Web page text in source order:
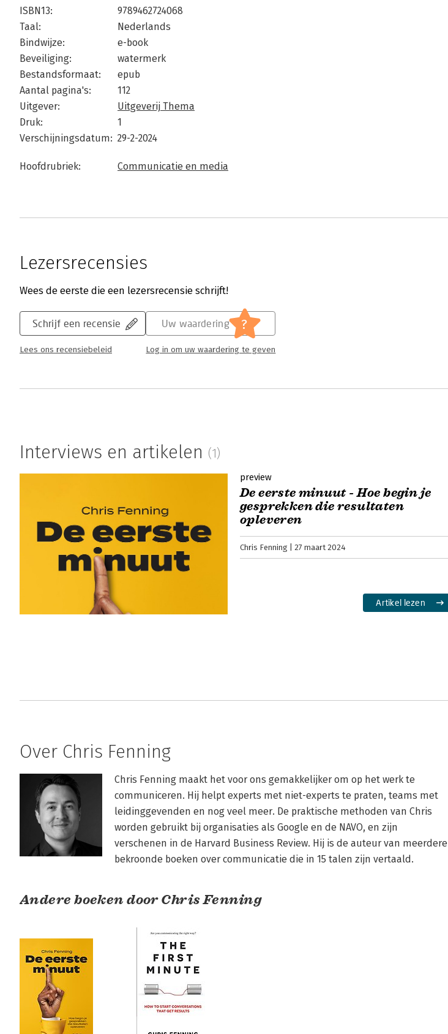
ISBN13:
9789462724068
Taal:
Nederlands
Bindwijze:
e-book
Beveiliging:
watermerk
Bestandsformaat:
epub
Aantal pagina's:
112
Uitgever:
Uitgeverij Thema
Druk:
1
Verschijningsdatum: 29-2-2024
Hoofdrubriek: Communicatie en media
Lezersrecensies
Wees de eerste die een lezersrecensie schrijft!
Schrijf een recensie
Lees ons recensiebeleid
Uw waardering ?
Log in om uw waardering te geven
Interviews en artikelen (1)
preview
De eerste minuut - Hoe begin je
gesprekken die resultaten
opleveren
Chris Fenning 27 maart 2024
Artikel lezen
Over Chris Fenning
Chris Fenning maakt het voor ons gemakkelijker om op het werk te
communiceren. Hij helpt experts met niet-experts te praten, teams met
leidinggevenden en nog veel meer. De praktische methoden van Chris
worden gebruikt bij organisaties als Google en de NAVO, en zijn
verschenen in de Harvard Business Review. Hij is de auteur van meerdere
bekroonde boeken over communicatie die in 15 talen zijn vertaald.
Andere boeken door Chris Fenning